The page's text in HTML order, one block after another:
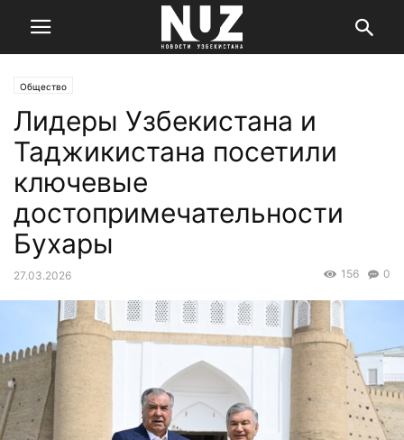
Общество
Лидеры Узбекистана и
Таджикистана посетили
ключевые
достопримечательности
Бухары
27.03.2026 0
156